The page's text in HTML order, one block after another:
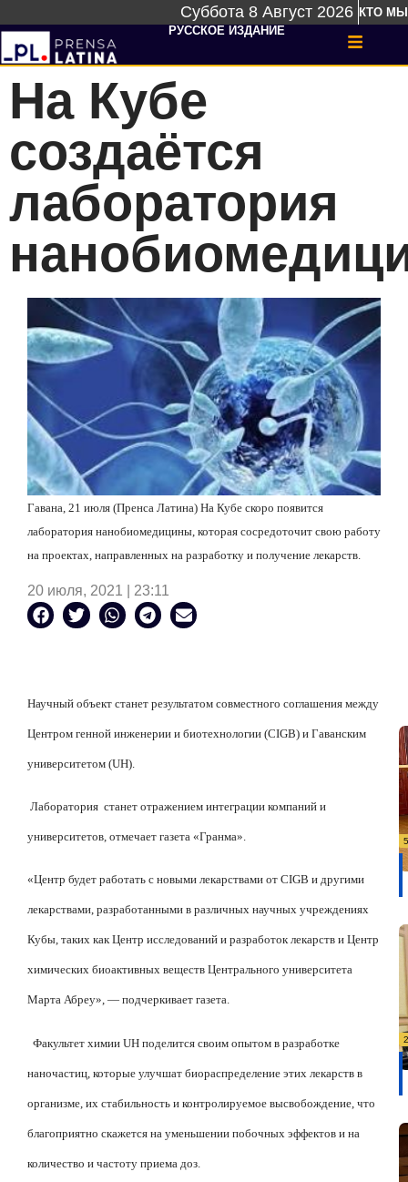
Суббота 8 Август 2026 КТО МЫ
РУССКОЕ ИЗДАНИЕ
На Кубе
создаётся
лаборатория
Гавана, 21 июля (Пренса Латина) На Кубе скоро появится
лаборатория нанобиомедицины, которая сосредоточит свою работу
на проектах, направленных на разработку и получение лекарств.
20 июля, 2021 | 23:11
Научный объект станет результатом совместного соглашения между
Центром генной инженерии и биотехнологии (CIGB) и Гаванским
университетом (UH).
Лаборатория станет отражением интеграции компаний и
университетов, отмечает газета «Гранма».
«Центр будет работать с новыми лекарствами от CIGB и другими
лекарствами, разработанными в различных научных учреждениях
Кубы, таких как Центр исследований и разработок лекарств и Центр
химических биоактивных веществ Центрального университета
Марта Абреу», — подчеркивает газета.
Факультет химии UH поделится своим опытом в разработке
наночастиц, которые улучшат биораспределение этих лекарств в
организме, их стабильность и контролируемое высвобождение, что
благоприятно скажется на уменьшении побочных эффектов и на
количество и частоту приема доз.